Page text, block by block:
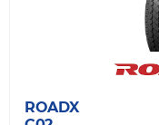
ROADX